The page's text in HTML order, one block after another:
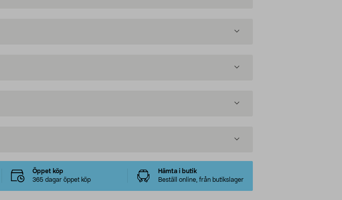
Öppet köp
365 dagar öppet köp
Hämta i butik
Beställ online, från butikslager